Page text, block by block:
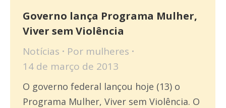
Governo lança Programa Mulher,
Viver sem Violência
Notícias Por mulheres
14 de março de 2013
O governo federal lançou hoje (13) o
Programa Mulher, Viver sem Violência. O